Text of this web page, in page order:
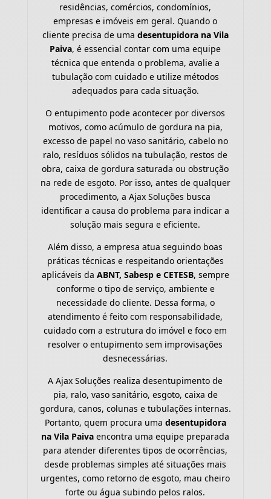
residências, comércios, condomínios,
empresas e imóveis em geral. Quando o
cliente precisa de uma desentupidora na Vila
Paiva, é essencial contar com uma equipe
técnica que entenda o problema, avalie a
tubulação com cuidado e utilize métodos
adequados para cada situação.
O entupimento pode acontecer por diversos
motivos, como acúmulo de gordura na pia,
excesso de papel no vaso sanitário, cabelo no
ralo, resíduos sólidos na tubulação, restos de
obra, caixa de gordura saturada ou obstrução
na rede de esgoto. Por isso, antes de qualquer
procedimento, a Ajax Soluções busca
identificar a causa do problema para indicar a
solução mais segura e eficiente.
Além disso, a empresa atua seguindo boas
práticas técnicas e respeitando orientações
aplicáveis da ABNT, Sabesp e CETESB, sempre
conforme o tipo de serviço, ambiente e
necessidade do cliente. Dessa forma, o
atendimento é feito com responsabilidade,
cuidado com a estrutura do imóvel e foco em
resolver o entupimento sem improvisações
desnecessárias.
A Ajax Soluções realiza desentupimento de
pia, ralo, vaso sanitário, esgoto, caixa de
gordura, canos, colunas e tubulações internas.
Portanto, quem procura uma desentupidora
na Vila Paiva encontra uma equipe preparada
para atender diferentes tipos de ocorrências,
desde problemas simples até situações mais
urgentes, como retorno de esgoto, mau cheiro
forte ou água subindo pelos ralos.